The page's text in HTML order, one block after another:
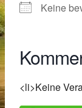
Keine
<li>Keine